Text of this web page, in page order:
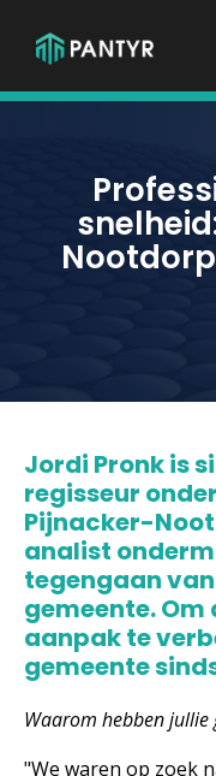
Jordi Pronk is
regisseur
Pijnacker-
analist
tegengaan
gemeente. Om
aanpak te
gemeente
Waarom hebben jullie
"We waren op zoek